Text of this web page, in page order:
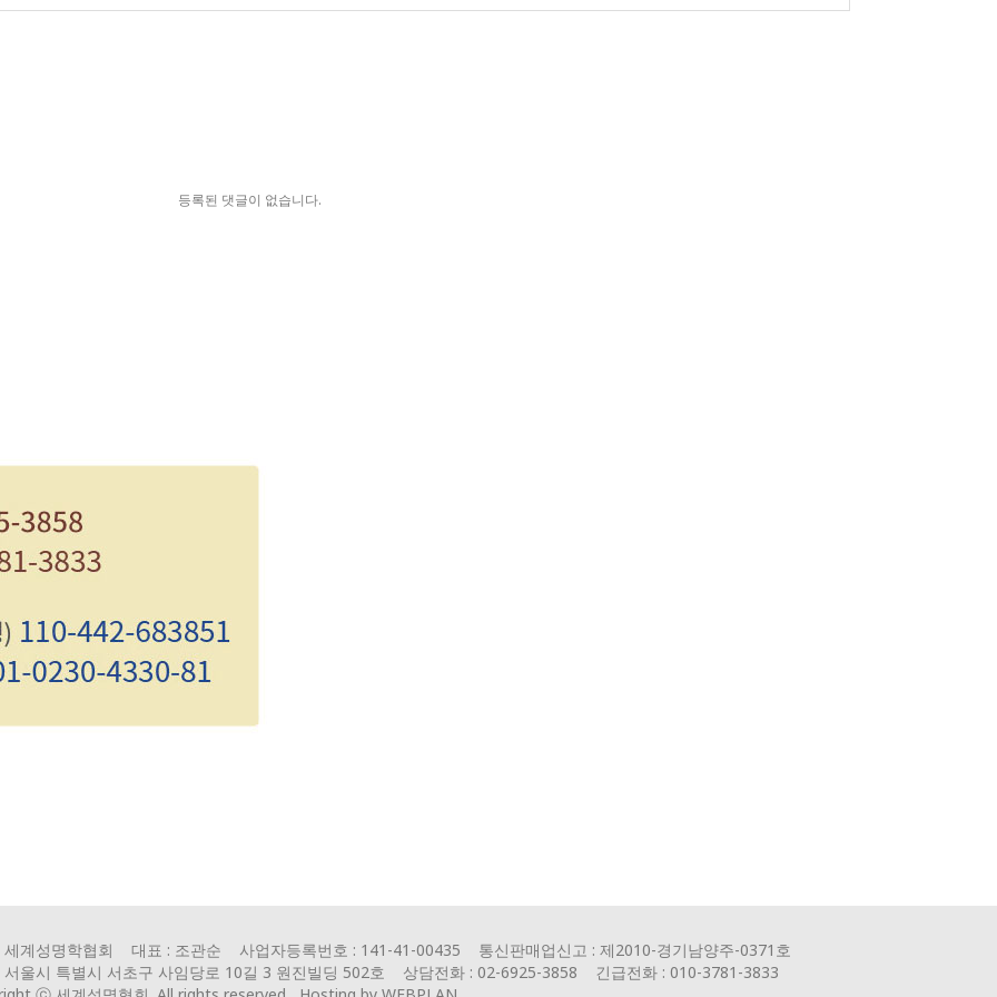
등록된 댓글이 없습니다.
세계성명학협회 대표 : 조관순 사업자등록번호 : 141-41-00435 통신판매업신고 : 제2010-경기남양주-0371호
서울시 특별시 서초구 사임당로 10길 3 원진빌딩 502호 상담전화 : 02-6925-3858 긴급전화 : 010-3781-3833